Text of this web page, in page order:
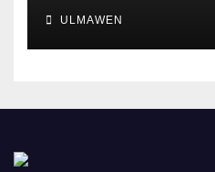
dobu?
ULMAWEN